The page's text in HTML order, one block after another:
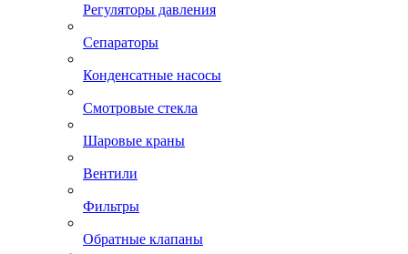
Регуляторы давления
Сепараторы
Конденсатные насосы
Смотровые стекла
Шаровые краны
Вентили
Фильтры
Обратные клапаны